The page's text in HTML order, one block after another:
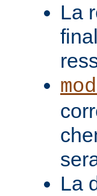
La
La